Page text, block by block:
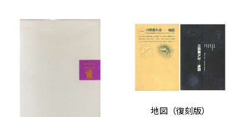
地図（復刻版）